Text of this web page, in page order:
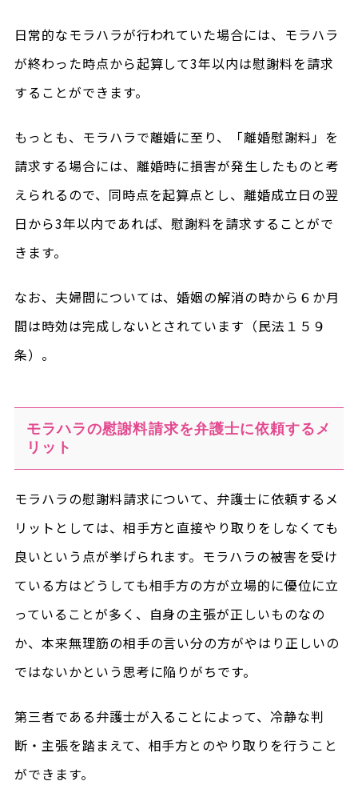
日常的なモラハラが行われていた場合には、モラハラ
が終わった時点から起算して3年以内は慰謝料を請求
することができます。
もっとも、モラハラで離婚に至り、「離婚慰謝料」を
請求する場合には、離婚時に損害が発生したものと考
えられるので、同時点を起算点とし、離婚成立日の翌
日から3年以内であれば、慰謝料を請求することがで
きます。
なお、夫婦間については、婚姻の解消の時から６か月
間は時効は完成しないとされています（民法１５９
条）。
モラハラの慰謝料請求を弁護士に依頼するメ
リット
モラハラの慰謝料請求について、弁護士に依頼するメ
リットとしては、相手方と直接やり取りをしなくても
良いという点が挙げられます。モラハラの被害を受け
ている方はどうしても相手方の方が立場的に優位に立
っていることが多く、自身の主張が正しいものなの
か、本来無理筋の相手の言い分の方がやはり正しいの
ではないかという思考に陥りがちです。
第三者である弁護士が入ることによって、冷静な判
断・主張を踏まえて、相手方とのやり取りを行うこと
ができます。